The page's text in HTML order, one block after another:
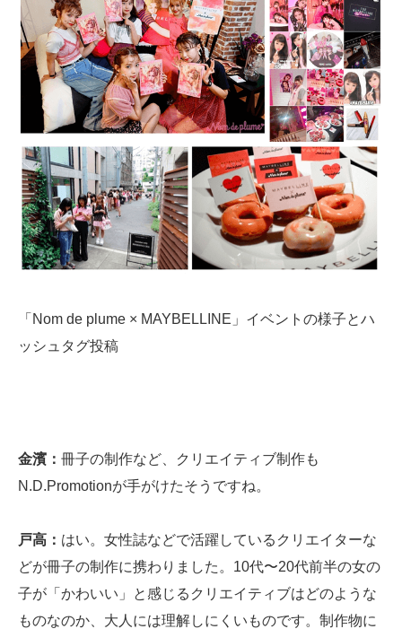
「Nom de plume × MAYBELLINE」イベントの様子とハ
ッシュタグ投稿
金濱： 冊子の制作など、クリエイティブ制作も
N.D.Promotionが手がけたそうですね。
戸高： はい。女性誌などで活躍しているクリエイターな
どが冊子の制作に携わりました。10代〜20代前半の女の
子が「かわいい」と感じるクリエイティブはどのような
ものなのか、大人には理解しにくいものです。制作物に